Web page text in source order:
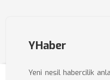
YHaber
Yeni nesil habercilik